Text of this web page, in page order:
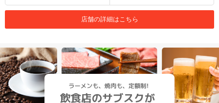
店舗の詳細はこちら